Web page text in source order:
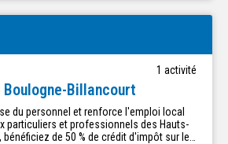
1 activité
Billancourt
du personnel et renforce l'emploi local
particuliers et professionnels des Hauts-
de 50 % de crédit d'impôt sur le